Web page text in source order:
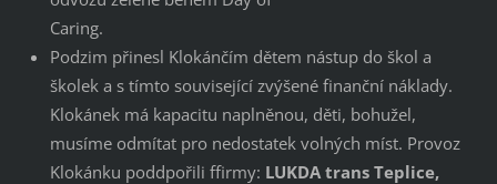
Caring.
Podzim přinesl Klokánčím dětem nástup do škol a
školek a s tímto související zvýšené finanční náklady.
Klokánek má kapacitu naplněnou, děti, bohužel,
musíme odmítat pro nedostatek volných míst. Provoz
Klokánku poddpořili ffirmy: LUKDA trans Teplice,